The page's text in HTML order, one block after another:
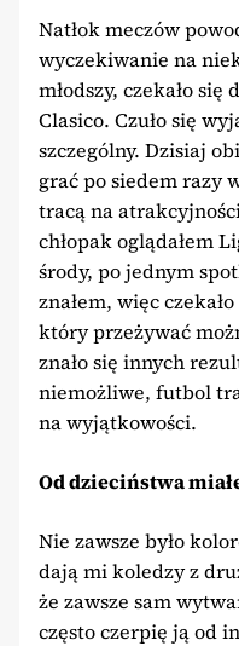
Natłok meczów
wyczekiwanie na
młodszy, czekało
Clasico. Czuło się
szczególny. Dzisiaj
grać po siedem razy
tracą na
chłopak oglądałem
środy, po jednym
znałem, więc
który przeżywać
znało się innych
niemożliwe, futbol
na wyjątkowości.
Od dzieciństwa
Nie zawsze było
dają mi koledzy z
że zawsze sam
często czerpię ją od